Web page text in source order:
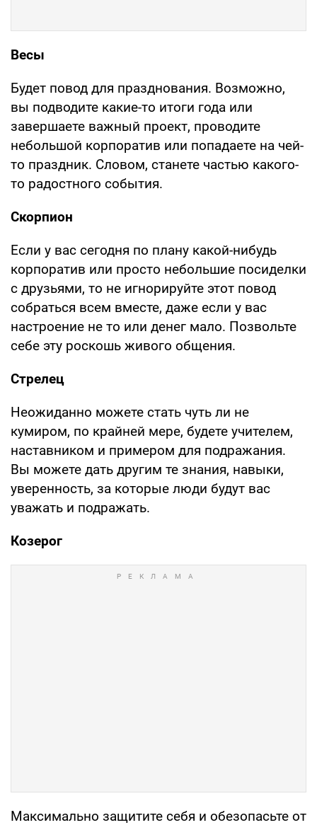
Весы
Будет повод для празднования. Возможно,
вы подводите какие-то итоги года или
завершаете важный проект, проводите
небольшой корпоратив или попадаете на чей-
то праздник. Словом, станете частью какого-
то радостного события.
Скорпион
Если у вас сегодня по плану какой-нибудь
корпоратив или просто небольшие посиделки
с друзьями, то не игнорируйте этот повод
собраться всем вместе, даже если у вас
настроение не то или денег мало. Позвольте
себе эту роскошь живого общения.
Стрелец
Неожиданно можете стать чуть ли не
кумиром, по крайней мере, будете учителем,
наставником и примером для подражания.
Вы можете дать другим те знания, навыки,
уверенность, за которые люди будут вас
уважать и подражать.
Козерог
Максимально защитите себя и обезопасьте от